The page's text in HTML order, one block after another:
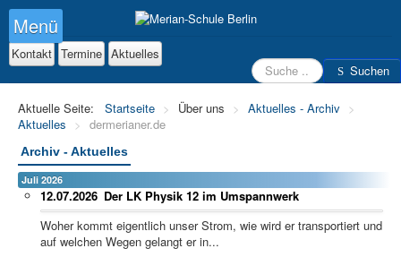
Suchen Suchen
Kontakt Termine Aktuelles
Menü
Aktuelle Seite: Startseite > Über uns > Aktuelles - Archiv >
Aktuelles
> dermerianer.de
Archiv - Aktuelles
Juli 2026
Der LK Physik 12 im Umspannwerk
12.07.2026
Woher kommt eigentlich unser Strom, wie wird er transportiert und
auf welchen Wegen gelangt er in...